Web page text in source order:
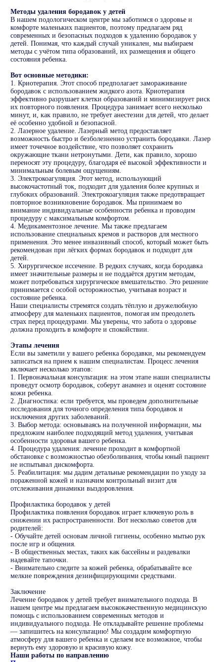
Методы удаления бородавок у детей
В нашем подологическом центре мы заботимся о здоровье и
комфорте маленьких пациентов, поэтому предлагаем ряд
современных и безопасных подходов к удалению бородавок у
детей. Понимая, что каждый случай уникален, мы выбираем
методы с учётом типа образований, их размещения и общего
состояния ребенка.
Вот основные методики:
1. Криотерапия. Этот способ предполагает замораживание
бородавок с использованием жидкого азота. Криотерапия
эффективно разрушает клетки образований и минимизирует риск
их повторного появления. Процедура занимает всего несколько
минут, и, как правило, не требует анестезии для детей, что делает
её особенно удобной и безопасной.
2. Лазерное удаление. Лазерный метод предоставляет
возможность быстро и безболезненно устранить бородавки. Лазер
имеет точечное воздействие, что позволяет сохранить
окружающие ткани нетронутыми. Дети, как правило, хорошо
переносят эту процедуру, благодаря её высокой эффективности и
минимальным болевым ощущениям.
3. Электрокоагуляция. Этот метод, использующий
высокочастотный ток, подходит для удаления более крупных и
глубоких образований. Электрокоагуляция также предотвращает
повторное возникновение бородавок. Мы принимаем во
внимание индивидуальные особенности ребенка и проводим
процедуру с максимальным комфортом.
4. Медикаментозное лечение. Мы также предлагаем
использование специальных кремов и растворов для местного
применения. Это менее инвазивный способ, который может быть
рекомендован при лёгких формах бородавок и подходит для
детей.
5. Хирургическое иссечение. В редких случаях, когда бородавка
имеет значительные размеры и не поддаётся другим методам,
может потребоваться хирургическое вмешательство. Это решение
принимается с особой осторожностью, учитывая возраст и
состояние ребенка.
Наши специалисты стремятся создать тёплую и дружелюбную
атмосферу для маленьких пациентов, помогая им преодолеть
страх перед процедурами. Мы уверены, что забота о здоровье
должна проходить в комфорте и спокойствии.
Этапы лечения
Если вы заметили у вашего ребенка бородавки, мы рекомендуем
записаться на прием к нашим специалистам. Процесс лечения
включает несколько этапов:
1. Первоначальная консультация: на этом этапе наши специалисты
проведут осмотр бородавок, соберут анамнез и оценят состояние
кожи ребенка.
2. Диагностика: если требуется, мы проведем дополнительные
исследования для точного определения типа бородавок и
исключения других заболеваний.
3. Выбор метода: основываясь на полученной информации, мы
предложим наиболее подходящий метод удаления, учитывая
особенности здоровья вашего ребенка.
4. Процедура удаления: лечение проходит в комфортной
обстановке с возможностью обезболивания, чтобы юный пациент
не испытывал дискомфорта.
5. Реабилитация: мы дадим детальные рекомендации по уходу за
пораженной кожей и назначим контрольный визит для
отслеживания динамики выздоровления.
Профилактика бородавок у детей
Профилактика появления бородавок играет ключевую роль в
снижении их распространенности. Вот несколько советов для
родителей:
- Обучайте детей основам личной гигиены, особенно мытью рук
после игр и общения.
- В общественных местах, таких как бассейны и раздевалки
надевайте тапочки.
- Внимательно следите за кожей ребенка, обрабатывайте все
мелкие повреждения дезинфицирующими средствами.
Заключение
Лечение бородавок у детей требует внимательного подхода. В
нашем центре мы предлагаем высококачественную медицинскую
помощь с использованием современных методов и
индивидуального подхода. Не откладывайте решение проблемы
— запишитесь на консультацию! Мы создадим комфортную
атмосферу для вашего ребенка и сделаем все возможное, чтобы
вернуть ему здоровую и красивую кожу.
Наши работы по направлению